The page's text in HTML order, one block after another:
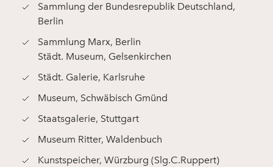
Sammlung der Bundesrepublik Deutschland,
Berlin
Sammlung Marx, Berlin
Städt. Museum, Gelsenkirchen
Städt. Galerie, Karlsruhe
Museum, Schwäbisch Gmünd
Staatsgalerie, Stuttgart
Museum Ritter, Waldenbuch
Kunstspeicher, Würzburg (Slg.C.Ruppert)